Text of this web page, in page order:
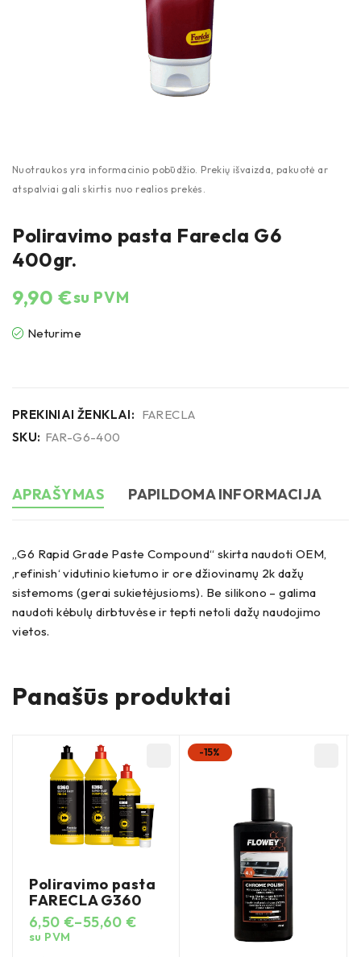
Poliravimo pasta Farecla G6
400gr.
9,90 €su PVM
Neturime
PREKINIAI ŽENKLAI: FARECLA
SKU: FAR-G6-400
APRAŠYMAS PAPILDOMA INFORMACIJA
„G6 Rapid Grade Paste Compound“ skirta naudoti OEM,
‚refinish‘ vidutinio kietumo ir ore džiovinamų 2k dažų
sistemoms (gerai sukietėjusioms). Be silikono – galima
naudoti kėbulų dirbtuvėse ir tepti netoli dažų naudojimo
vietos.
Panašūs produktai
Poliravimo pasta
FARECLA G360
6,50 €–55,60€
su PVM
-15%